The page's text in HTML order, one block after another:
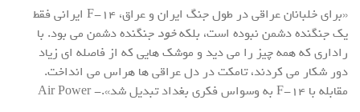
«برای خلبانان عراقی در طول جنگ ایران و عراق، F-۱۴ ایرانی فقط
یک جنگنده دشمن نبوده است، بلکهخود جنگنده دشمن می بود. با
راداری که همه چیز را می دید و موشک هایی که از فاصله ای زیاد
دور شکار می کردند، تامکت در دل عراقی ها هراس می انداخت.
مقابله با F-۱۴ به وسواس فکری بغداد تبدیل شد».- Air Power